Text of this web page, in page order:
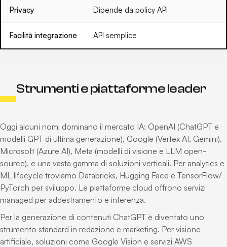
Privacy Dipende da policy API
Facilità integrazione API semplice
Strumenti e piattaforme leader
Oggi alcuni nomi dominano il mercato IA: OpenAI (ChatGPT e
modelli GPT di ultima generazione), Google (Vertex AI, Gemini),
Microsoft (Azure AI), Meta (modelli di visione e LLM open-
source), e una vasta gamma di soluzioni verticali. Per analytics e
ML lifecycle troviamo Databricks, Hugging Face e TensorFlow/
PyTorch per sviluppo. Le piattaforme cloud offrono servizi
managed per addestramento e inferenza.
Per la generazione di contenuti ChatGPT è diventato uno
strumento standard in redazione e marketing. Per visione
artificiale, soluzioni come Google Vision e servizi AWS